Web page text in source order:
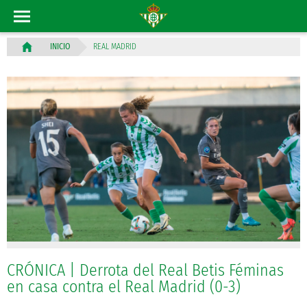
INICIO REAL MADRID
CRÓNICA | Derrota del Real Betis Féminas
en casa contra el Real Madrid (0-3)